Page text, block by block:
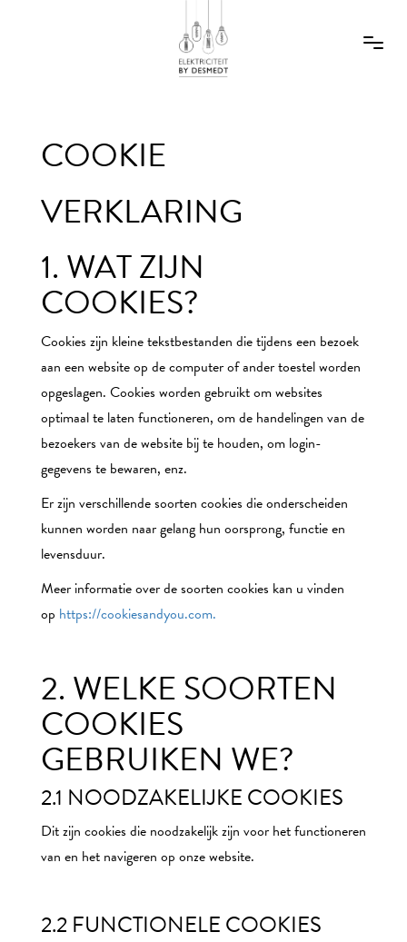
COOKIE
VERKLARING
1. WAT ZIJN
COOKIES?
Cookies zijn kleine tekstbestanden die tijdens een bezoek
aan een website op de computer of ander toestel worden
opgeslagen. Cookies worden gebruikt om websites
optimaal te laten functioneren, om de handelingen van de
bezoekers van de website bij te houden, om login-
gegevens te bewaren, enz.
Er zijn verschillende soorten cookies die onderscheiden
kunnen worden naar gelang hun oorsprong, functie en
levensduur.
Meer informatie over de soorten cookies kan u vinden
op https://cookiesandyou.com.
2. WELKE SOORTEN
COOKIES
GEBRUIKEN WE?
2.1 NOODZAKELIJKE COOKIES
Dit zijn cookies die noodzakelijk zijn voor het functioneren
van en het navigeren op onze website.
2.2 FUNCTIONELE COOKIES